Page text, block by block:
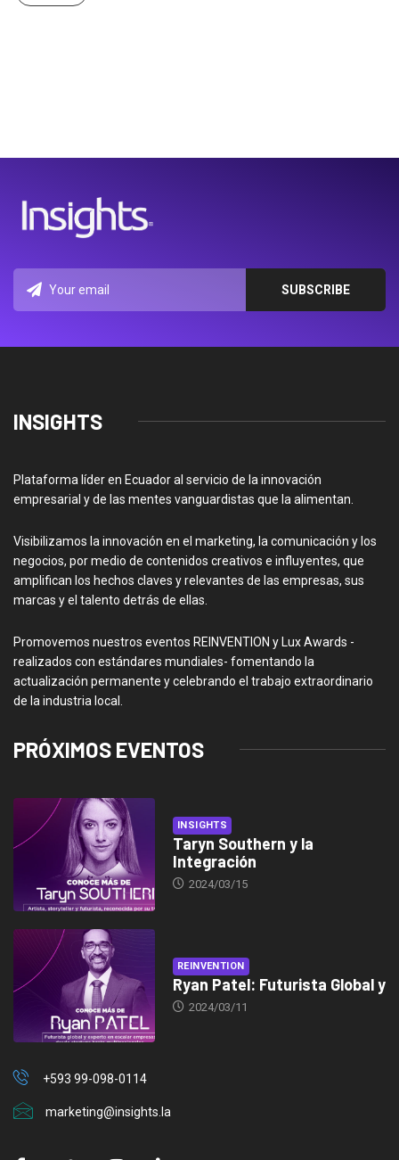
INSIGHTS
Plataforma líder en Ecuador al servicio de la innovación
empresarial y de las mentes vanguardistas que la alimentan.
Visibilizamos la innovación en el marketing, la comunicación y los
negocios, por medio de contenidos creativos e influyentes, que
amplifican los hechos claves y relevantes de las empresas, sus
marcas y el talento detrás de ellas.
Promovemos nuestros eventos REINVENTION y Lux Awards -
realizados con estándares mundiales- fomentando la
actualización permanente y celebrando el trabajo extraordinario
de la industria local.
PRÓXIMOS EVENTOS
INSIGHTS
Taryn Southern y la
Integración
2024/03/15
REINVENTION
Ryan Patel: Futurista Global y
2024/03/11
+593 99-098-0114
marketing@insights.la